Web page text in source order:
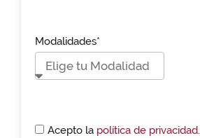
Modalidades*
Acepto la política de privacidad.